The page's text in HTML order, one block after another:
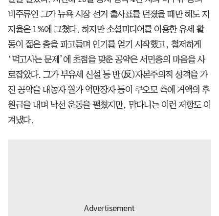
비주류인 그가 뉴욕 시장 선거 출사표를 던졌을 때만 해도 지
지율은 1%에 그쳤다. 하지만 소셜미디어를 이용한 유세 활
동이 젊은 층을 파고들며 인기를 얻기 시작했고, 철저하게
‘먹고사는 문제’에 초점을 맞춘 공약은 서민층의 마음을 사
로잡았다. 그가 부유세 신설 등 반(反)자본주의적 성격을 가
진 공약을 내놓자 월가 억만장자 등이 쿠오모 측에 거액의 후
원금을 내며 낙선 운동을 펼쳤지만, 맘다니는 이런 저항도 이
겨냈다.